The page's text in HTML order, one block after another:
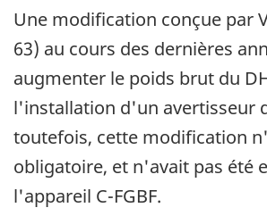
Une modification conçue par
63) au cours des dernières
augmenter le poids brut du
l'installation d'un avertisseur
toutefois, cette modification
obligatoire, et n'avait pas été
l'appareil C-FGBF.